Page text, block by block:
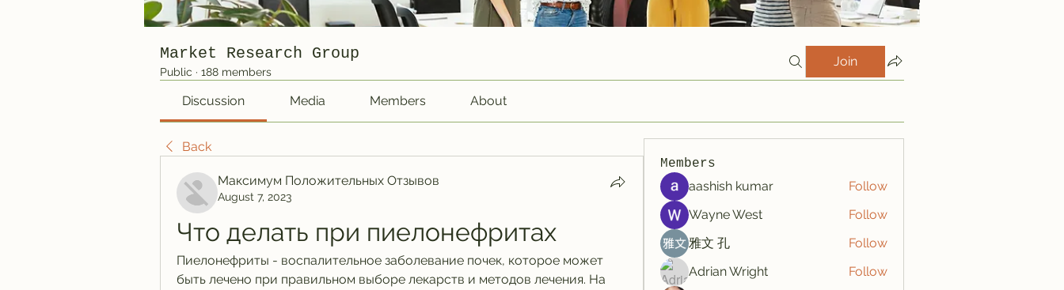
Market Research Group
Public · 188 members
Join
Discussion Media Members About
Back
Максимум Положительных Отзывов
August 7, 2023
Что делать при пиелонефритах
Пиелонефриты - воспалительное заболевание почек, которое может
быть лечено при правильном выборе лекарств и методов лечения. На
Members
aashish kumar
Follow
Wayne West
Follow
雅文 孔
Follow
Adrian Wright
Follow